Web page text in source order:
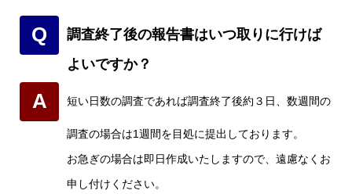
Q
調査終了後の報告書はいつ取りに行けば
よいですか？
A 短い日数の調査であれば調査終了後約３日、数週間の
調査の場合は1週間を目処に提出しております。
お急ぎの場合は即日作成いたしますので、遠慮なくお
申し付けください。